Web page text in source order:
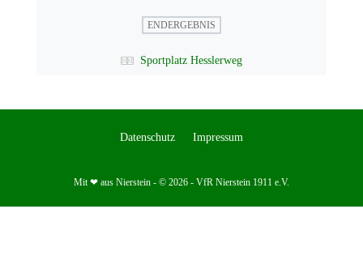
ENDERGEBNIS
Sportplatz Hesslerweg
Datenschutz Impressum
Mit ❤ aus Nierstein - © 2026 - VfR Nierstein 1911 e.V.